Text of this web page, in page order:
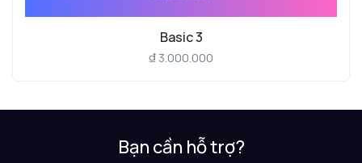
Basic 3
₫3.000.000
Bạn cần hỗ trợ?